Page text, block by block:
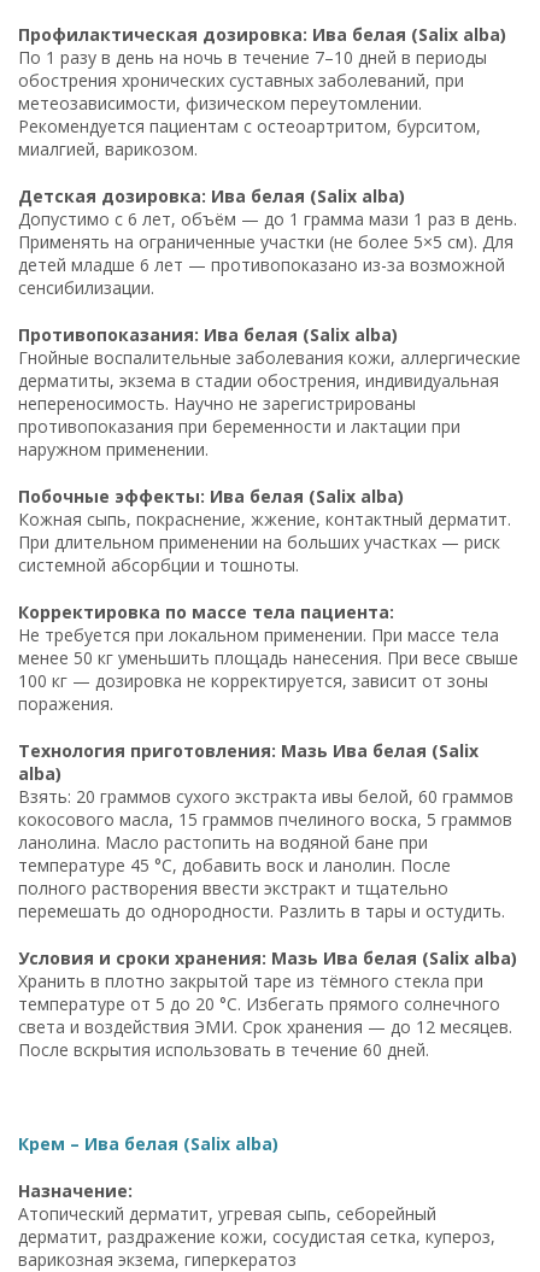
Профилактическая дозировка: Ива белая (Salix alba)
По 1 разу в день на ночь в течение 7–10 дней в периоды
обострения хронических суставных заболеваний, при
метеозависимости, физическом переутомлении.
Рекомендуется пациентам с остеоартритом, бурситом,
миалгией, варикозом.
Детская дозировка: Ива белая (Salix alba)
Допустимо с 6 лет, объём — до 1 грамма мази 1 раз в день.
Применять на ограниченные участки (не более 5×5 см). Для
детей младше 6 лет — противопоказано из-за возможной
сенсибилизации.
Противопоказания: Ива белая (Salix alba)
Гнойные воспалительные заболевания кожи, аллергические
дерматиты, экзема в стадии обострения, индивидуальная
непереносимость. Научно не зарегистрированы
противопоказания при беременности и лактации при
наружном применении.
Побочные эффекты: Ива белая (Salix alba)
Кожная сыпь, покраснение, жжение, контактный дерматит.
При длительном применении на больших участках — риск
системной абсорбции и тошноты.
Корректировка по массе тела пациента:
Не требуется при локальном применении. При массе тела
менее 50 кг уменьшить площадь нанесения. При весе свыше
100 кг — дозировка не корректируется, зависит от зоны
поражения.
Технология приготовления: Мазь Ива белая (Salix
alba)
Взять: 20 граммов сухого экстракта ивы белой, 60 граммов
кокосового масла, 15 граммов пчелиного воска, 5 граммов
ланолина. Масло растопить на водяной бане при
температуре 45 °C, добавить воск и ланолин. После
полного растворения ввести экстракт и тщательно
перемешать до однородности. Разлить в тары и остудить.
Условия и сроки хранения: Мазь Ива белая (Salix alba)
Хранить в плотно закрытой таре из тёмного стекла при
температуре от 5 до 20 °C. Избегать прямого солнечного
света и воздействия ЭМИ. Срок хранения — до 12 месяцев.
После вскрытия использовать в течение 60 дней.
Крем – Ива белая (Salix alba)
Назначение:
Атопический дерматит, угревая сыпь, себорейный
дерматит, раздражение кожи, сосудистая сетка, купероз,
варикозная экзема, гиперкератоз